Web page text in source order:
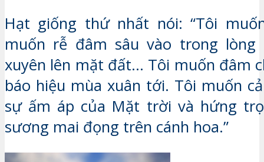
Hạt giống thứ nhất nói: “Tôi
muốn rễ đâm sâu vào trong
xuyên lên mặt đất… Tôi muốn đâm
báo hiệu mùa xuân tới. Tôi muốn
sự ấm áp của Mặt trời và hứng
sương mai đọng trên cánh hoa.”